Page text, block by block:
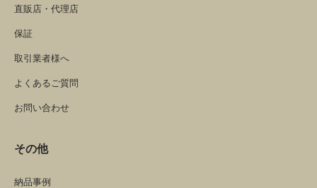
直販店・代理店
保証
取引業者様へ
よくあるご質問
お問い合わせ
その他
納品事例